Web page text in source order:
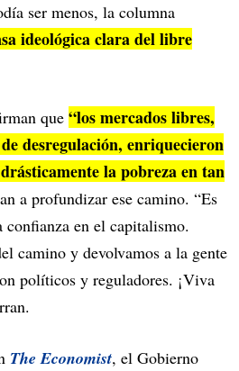
ser menos, la columna
ideológica clara del libre
que “los mercados libres,
desregulación, enriquecieron
la pobreza en tan
a profundizar ese camino. “Es
confianza en el capitalismo.
camino y devolvamos a la gente
políticos y reguladores. ¡Viva
The Economist, el Gobierno